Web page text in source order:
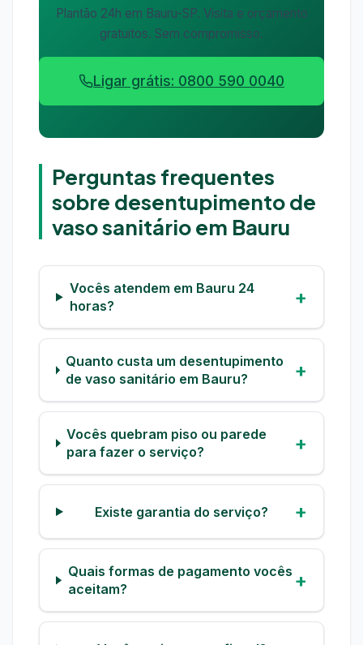
Plantão 24h em Bauru-SP. Visita e orçamento
gratuitos. Sem compromisso.
Ligar grátis: 0800 590 0040
Perguntas frequentes
sobre desentupimento de
vaso sanitário em Bauru
Vocês atendem em Bauru 24
horas?
Quanto custa um desentupimento
de vaso sanitário em Bauru?
Vocês quebram piso ou parede
para fazer o serviço?
Existe garantia do serviço?
Quais formas de pagamento vocês
aceitam?